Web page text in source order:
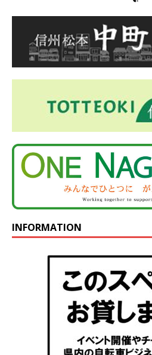
INFORMATION